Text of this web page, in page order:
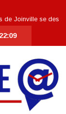
destacam entre